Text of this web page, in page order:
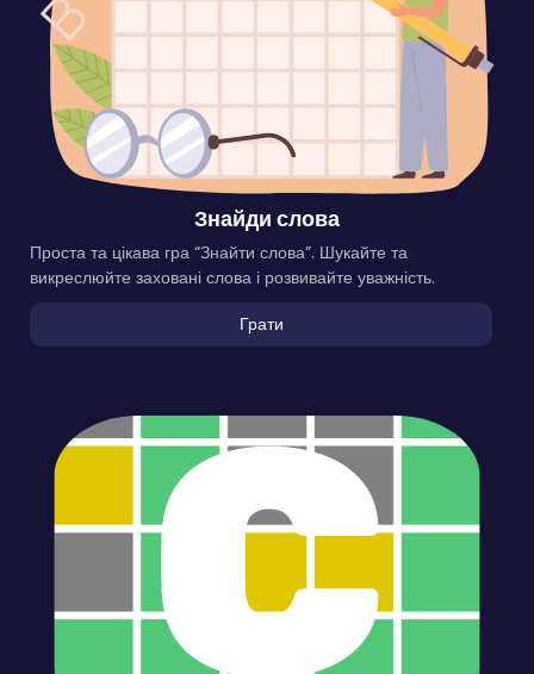
Знайди слова
Проста та цікава гра “Знайти слова”. Шукайте та
викреслюйте заховані слова і розвивайте уважність.
Грати